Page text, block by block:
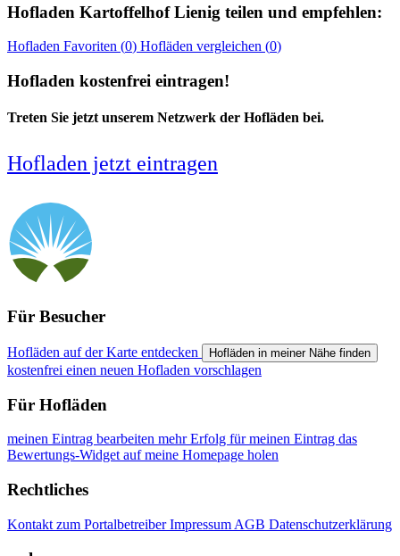
Hofladen Kartoffelhof Lienig teilen und empfehlen:
Hofladen Favoriten (0) Hofläden vergleichen (0)
Hofladen kostenfrei eintragen!
Treten Sie jetzt unserem Netzwerk der Hofläden bei.
Hofladen jetzt eintragen
Für Besucher
Hofläden auf der Karte entdecken Hofläden in meiner Nähe finden
kostenfrei einen neuen Hofladen vorschlagen
Für Hofläden
meinen Eintrag bearbeiten mehr Erfolg für meinen Eintrag das
Bewertungs-Widget auf meine Homepage holen
Rechtliches
Kontakt zum PortalbetreiberImpressum AGB Datenschutzerklärung